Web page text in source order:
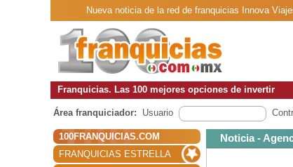
Nueva noticia de la red de franquicias Innova
Franquicias. Las 100 mejores opciones de invertir
Área franquiciador: Usuario
100FRANQUICIAS.COM
FRANQUICIAS ESTRELLA
Noticia -